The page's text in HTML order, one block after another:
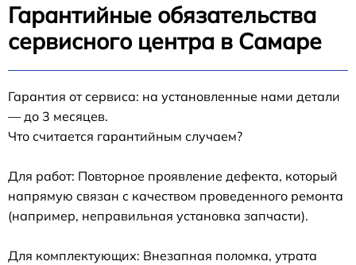
Гарантийные обязательства
сервисного центра в Самаре
Гарантия от сервиса: на установленные нами детали
— до 3 месяцев.
Что считается гарантийным случаем?
Для работ: Повторное проявление дефекта, который
напрямую связан с качеством проведенного ремонта
(например, неправильная установка запчасти).
Для комплектующих: Внезапная поломка, утрата